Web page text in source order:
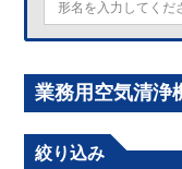
業務用空気清浄
絞り込み